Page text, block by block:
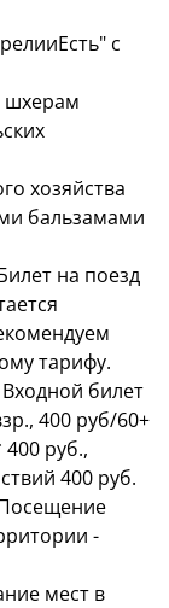
с
шхерам
хозяйства
бальзамами
на поезд
тарифу.
билет
400 руб/60+
руб.,
400 руб.
-
мест в